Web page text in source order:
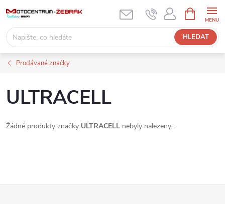
obsah
HLEDAT
NÁKUPNÍ
KOŠÍK
Prodávané značky
ULTRACELL
Žádné produkty značky ULTRACELL nebyly nalezeny...